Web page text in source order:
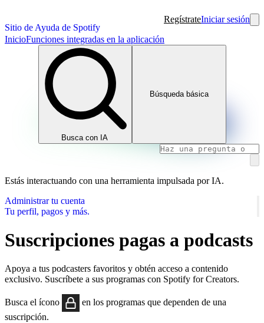
Sitio de Ayuda de Spotify
RegístrateIniciar sesión
InicioFunciones integradas en la aplicación
Busca con IA
Búsqueda básica
Estás interactuando con una herramienta impulsada por IA.
Administrar tu cuenta
Tu perfil, pagos y más.
Suscripciones pagas a podcasts
Apoya a tus podcasters favoritos y obtén acceso a contenido
exclusivo. Suscríbete a sus programas con Spotify for Creators.
Busca el ícono
en los programas que dependen de una
suscripción.